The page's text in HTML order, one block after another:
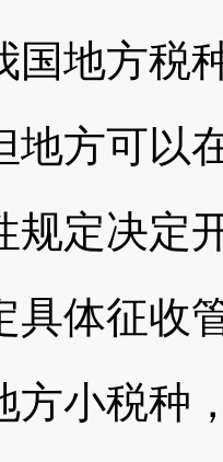
国地方税
地方可以
规定决定
具体征收
税种，